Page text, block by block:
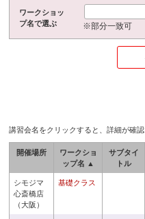
ワークショッ
プ名で選ぶ
※部分一致可
講習会名をクリックすると、詳細が確
開催場所
ワークショ
ップ名 ▲
サブタイ
トル
シモジマ
心斎橋店
（大阪）
基礎クラス